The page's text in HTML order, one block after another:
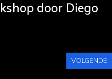
door Diego
VOLGENDE